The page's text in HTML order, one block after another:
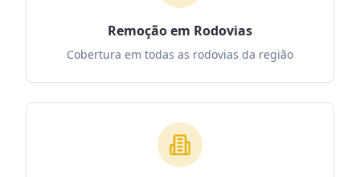
Remoção em Rodovias
Cobertura em todas as rodovias da região